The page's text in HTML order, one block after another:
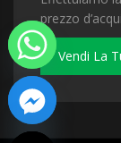
prezzo
Vendi La